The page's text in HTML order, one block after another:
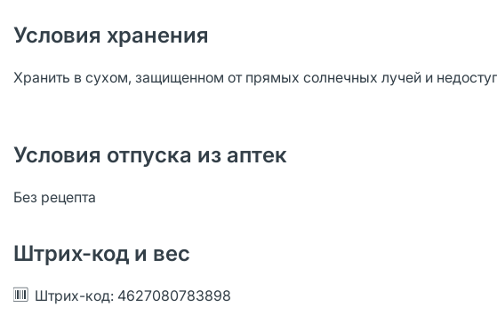
Условия хранения
Хранить в сухом, защищенном от прямых солнечных лучей и
Условия отпуска из аптек
Без рецепта
Штрих-код и вес
Штрих-код: 4627080783898